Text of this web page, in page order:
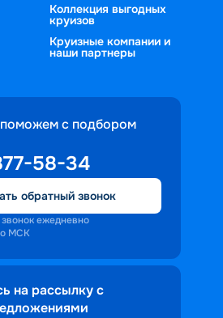
Коллекция выгодных
круизов
Круизные компании и
наши партнеры
с подбором
58-34
обратный звонок
ежедневно
МСК
на рассылку с